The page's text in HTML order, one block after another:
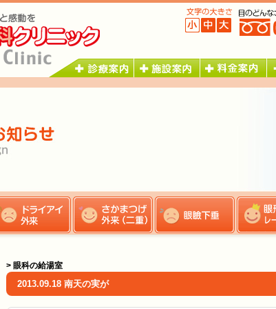
> 眼科の給湯室
2013.09.18 南天の実が